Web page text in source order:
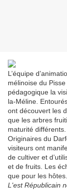
L’équipe
mélinoise du
pédagogique la
la-Méline.
ont découvert les
que les arbres
maturité différents.
Originaires du
visiteurs ont
de cultiver et
et de fruits. Les
que pour les hôtes.
L'est Républicain